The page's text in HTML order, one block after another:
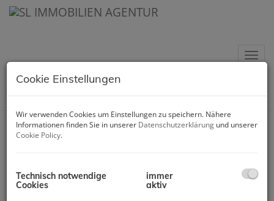
Unsere aktuellen
Cookie Einstellungen
Wir verwenden Cookies um Einstellungen zu speichern. Nähere
Informationen finden Sie in unserer Datenschutzerklärung und unserer
Cookie Policy.
Technisch notwendige
Cookies
immer
aktiv